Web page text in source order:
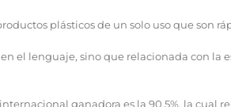
plásticos de un solo uso que son
el lenguaje, sino que relacionada con
ganadora es la 90,5%, la cual